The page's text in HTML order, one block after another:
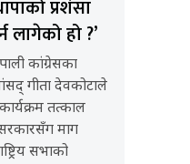
प्रशंसा
लागेको हो ?’
कांग्रेसका
गीता देवकोटाले
तत्काल
माग
सभाको